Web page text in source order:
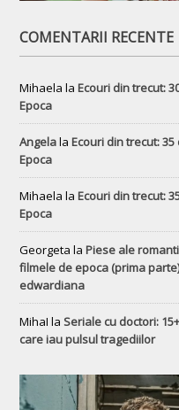
COMENTARII RECENTE
Mihaela la Ecouri din trecut:
Epoca
Angelala Ecouri din trecut:
Epoca
Mihaela la Ecouri din trecut:
Epoca
Georgeta la Piese ale
filmele de epoca (prima
edwardiana
MihaI la Seriale cu doctori:
care iau pulsul tragediilor